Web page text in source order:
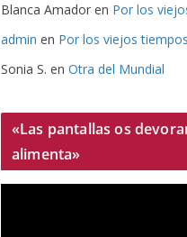
Blanca Amador en Por los
admin en Por los viejos tiempos
Sonia S. en Otra del Mundial
«Las pantallas os
alimenta»